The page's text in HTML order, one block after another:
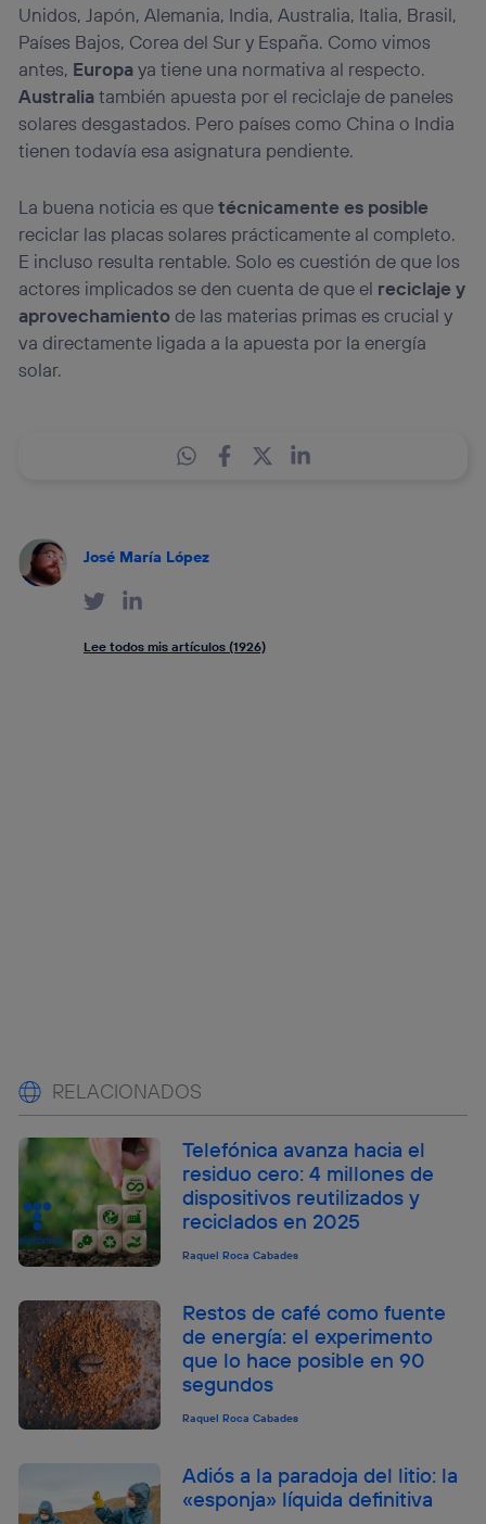
Unidos, Japón, Alemania, India, Australia, Italia, Brasil,
Países Bajos, Corea del Sur y España. Como vimos
antes, Europaya tiene una normativa al respecto.
Australiatambién apuesta por el reciclaje de paneles
solares desgastados. Pero países como China o India
tienen todavía esa asignatura pendiente.
La buena noticia es quetécnicamente es posible
reciclar las placas solares prácticamente al completo.
E incluso resulta rentable. Solo es cuestión de que los
actores implicados se den cuenta de que el reciclaje y
aprovechamientode las materias primas es crucial y
va directamente ligada a la apuesta por la energía
solar.
José María López
Lee todos mis artículos (1926)
RELACIONADOS
Telefónica avanza hacia el
residuo cero: 4 millones de
dispositivos reutilizados y
reciclados en 2025
Raquel Roca Cabades
Restos de café como fuente
de energía: el experimento
que lo hace posible en 90
segundos
Raquel Roca Cabades
Adiós a la paradoja del litio: la
«esponja» líquida definitiva